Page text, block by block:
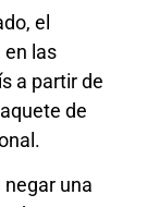
el
en las
a partir de
de
una